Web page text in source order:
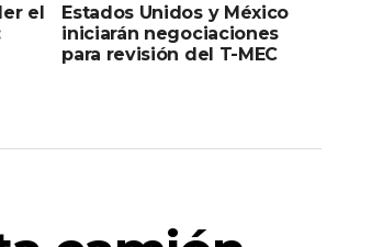
el
Estados Unidos y México
iniciarán negociaciones
para revisión del T-MEC